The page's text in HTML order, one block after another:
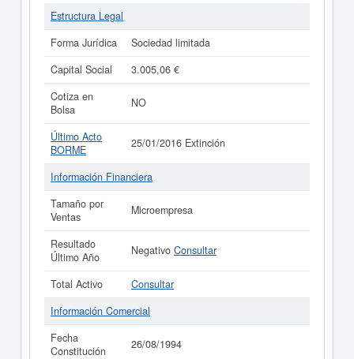
Estructura Legal
Forma Jurídica
Sociedad limitada
Capital Social
3.005,06 €
Cotiza en
Bolsa
NO
Último Acto
BORME
25/01/2016 Extinción
Información Financiera
Tamaño por
Ventas
Microempresa
Resultado
Último Año
Negativo Consultar
Total Activo
Consultar
Información Comercial
Fecha
Constitución
26/08/1994